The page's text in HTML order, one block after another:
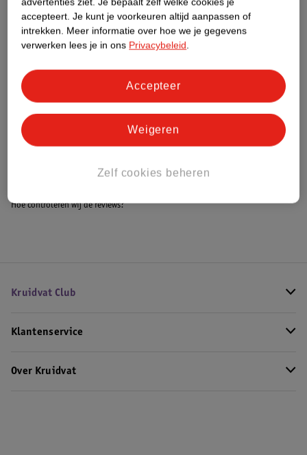
Dit product heeft (nog) geen Nature
Impact Score.
Meer informatie
Bestel & Bezorginformatie
Bekijk ook
Hoe controleren wij de reviews?
Kruidvat Club
Klantenservice
Over Kruidvat
accepteert. Je kunt je voorkeuren altijd aanpassen of
intrekken. Meer informatie over hoe we je gegevens
verwerken lees je in ons Privacybeleid.
Zelf cookies beheren
Weigeren
Accepteer